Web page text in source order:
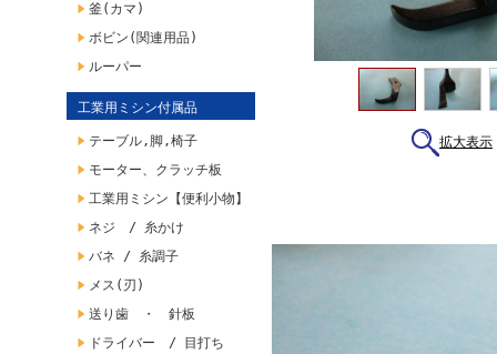
釜(カマ)
ボビン(関連用品)
ルーパー
工業用ミシン付属品
テーブル,脚,椅子
モーター、クラッチ板
工業用ミシン【便利小物】
ネジ / 糸かけ
バネ / 糸調子
メス(刃)
送り歯 ・ 針板
ドライバー / 目打ち
拡大表示